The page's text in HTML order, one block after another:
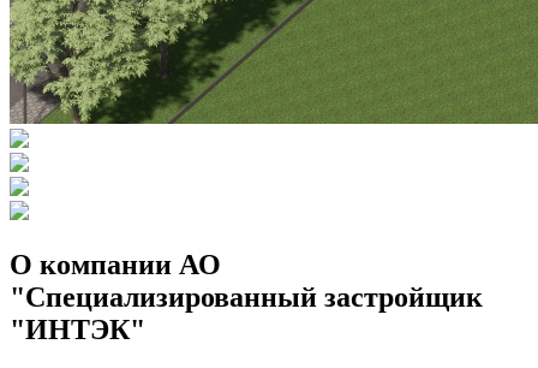
О компании АО
"Специализированный застройщик
"ИНТЭК"